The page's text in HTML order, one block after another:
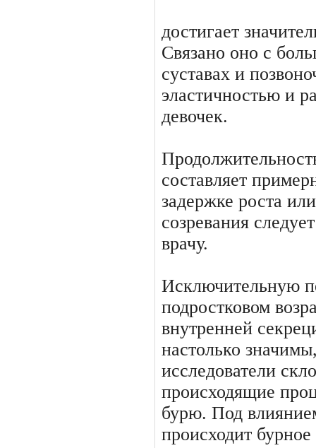
достигает
Связа­но оно с
суставах и
эластичностью и
девочек.
составля­ет
задержке роста
созревания
врачу.
Исключительную
подростковом
внутренней
настолько
исследователи
происходящие
бурю. Под
происходит